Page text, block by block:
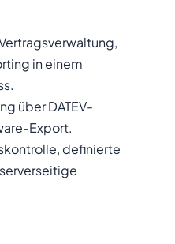
in einem
über DATEV-
Export.
definierte